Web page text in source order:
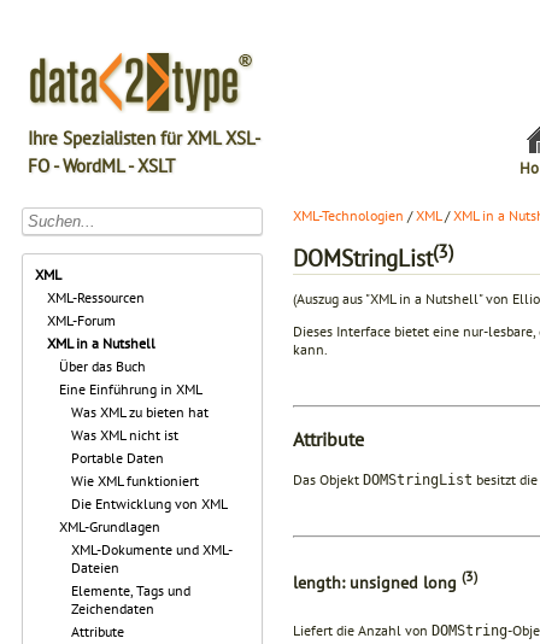
Ihre Spezialisten für XML XSL-
FO - WordML - XSLT
XML
XML-Ressourcen
XML-Forum
XML in a Nutshell
Über das Buch
Eine Einführung in XML
Was XML zu bieten hat
Was XML nicht ist
Portable Daten
Wie XML funktioniert
Die Entwicklung von XML
XML-Grundlagen
XML-Dokumente und XML-
Dateien
Elemente, Tags und
Zeichendaten
Attribute
XML-Technologien /XML/XML in a
DOMStringList(3)
(Auszug aus "XML in a Nutshell" von
Dieses Interface bietet eine nur-
kann.
Attribute
Das Objekt DOMStringList besitzt
length: unsigned long (3)
Liefert die Anzahl von DOMString-